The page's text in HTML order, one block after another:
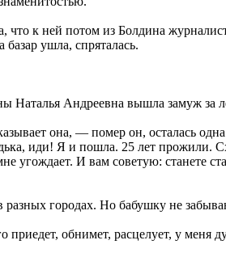
что к ней потом из Болдина
ушла, спряталась.
Наталья Андреевна вышла замуж за
она, — помер он, осталась
иди! Я и пошла. 25 лет прожили.
угождает. И вам советую: станете
городах. Но бабушку не
обнимет, расцелует, у меня